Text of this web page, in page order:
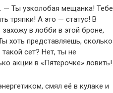
— Ты узколобая мещанка! Тебе
тряпки! А это — статус! В
в лобби в этой броне,
хоть представляешь, сколько
сет? Нет, ты не
акции в «Пятерочке» ловить!
смял её в кулаке и